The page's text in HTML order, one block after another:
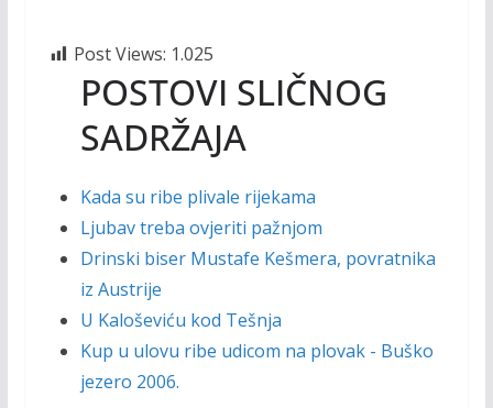
Post Views: 1.025
POSTOVI SLIČNOG
SADRŽAJA
Kada su ribe plivale rijekama
Ljubav treba ovjeriti pažnjom
Drinski biser Mustafe Kešmera, povratnika
iz Austrije
U Kaloševiću kod Tešnja
Kup u ulovu ribe udicom na plovak - Buško
jezero 2006.